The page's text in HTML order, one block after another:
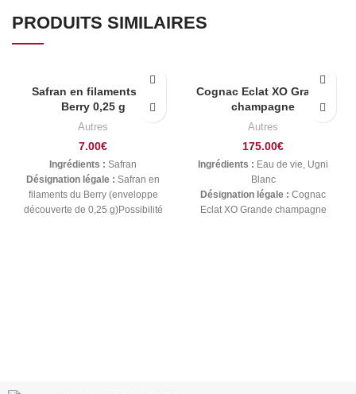
PRODUITS SIMILAIRES
Safran en filaments du
Berry 0,25 g
Autres
7.00€
Ingrédients : Safran
Désignation légale : Safran en
filaments du Berry (enveloppe
découverte de 0,25 g)Possibilité
Cognac Eclat XO Grande
champagne
Autres
175.00€
Ingrédients : Eau de vie, Ugni
Blanc
Désignation légale : Cognac
Eclat XO Grande champagne